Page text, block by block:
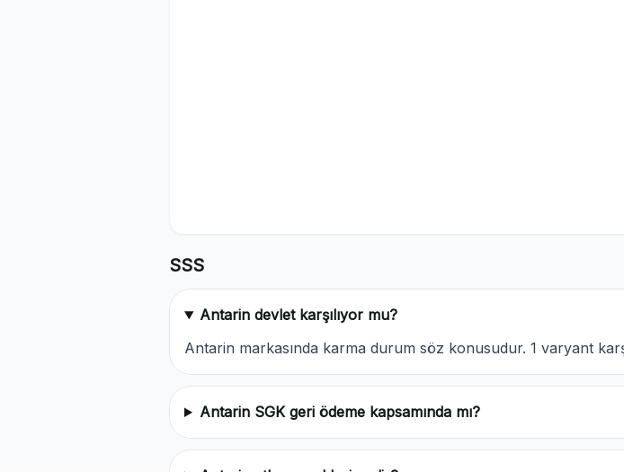
SSS
Antarin devlet karşılıyor mu?
Antarin markasında karma durum söz konusudur. 1 varyant
Antarin SGK geri ödeme kapsamında mı?